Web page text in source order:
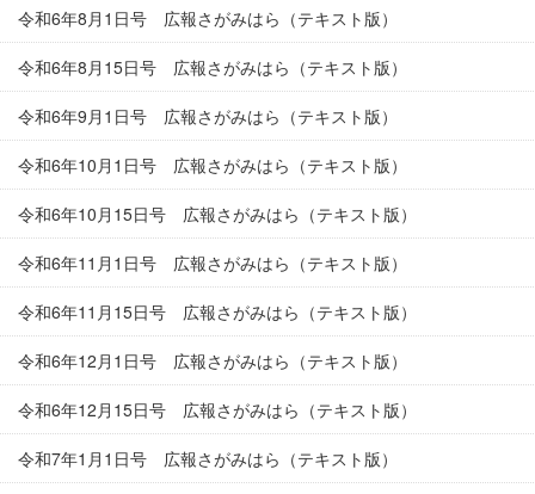
令和6年8月1日号 広報さがみはら（テキスト版）
令和6年8月15日号 広報さがみはら（テキスト版）
令和6年9月1日号 広報さがみはら（テキスト版）
令和6年10月1日号 広報さがみはら（テキスト版）
令和6年10月15日号 広報さがみはら（テキスト版）
令和6年11月1日号 広報さがみはら（テキスト版）
令和6年11月15日号 広報さがみはら（テキスト版）
令和6年12月1日号 広報さがみはら（テキスト版）
令和6年12月15日号 広報さがみはら（テキスト版）
令和7年1月1日号 広報さがみはら（テキスト版）